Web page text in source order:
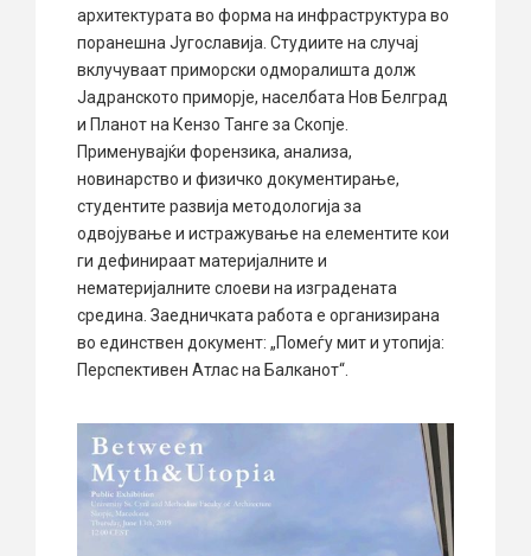
архитектурата во форма на инфраструктура во
поранешна Југославија. Студиите на случај
вклучуваат приморски одморалишта долж
Јадранското приморје, населбата Нов Белград
и Планот на Кензо Танге за Скопје.
Применувајќи форензика, анализа,
новинарство и физичко документирање,
студентите развија методологија за
одвојување и истражување на елементите кои
ги дефинираат материјалните и
нематеријалните слоеви на изградената
средина. Заедничката работа е организирана
во единствен документ: „Помеѓу мит и утопија:
Перспективен Атлас на Балканот“.